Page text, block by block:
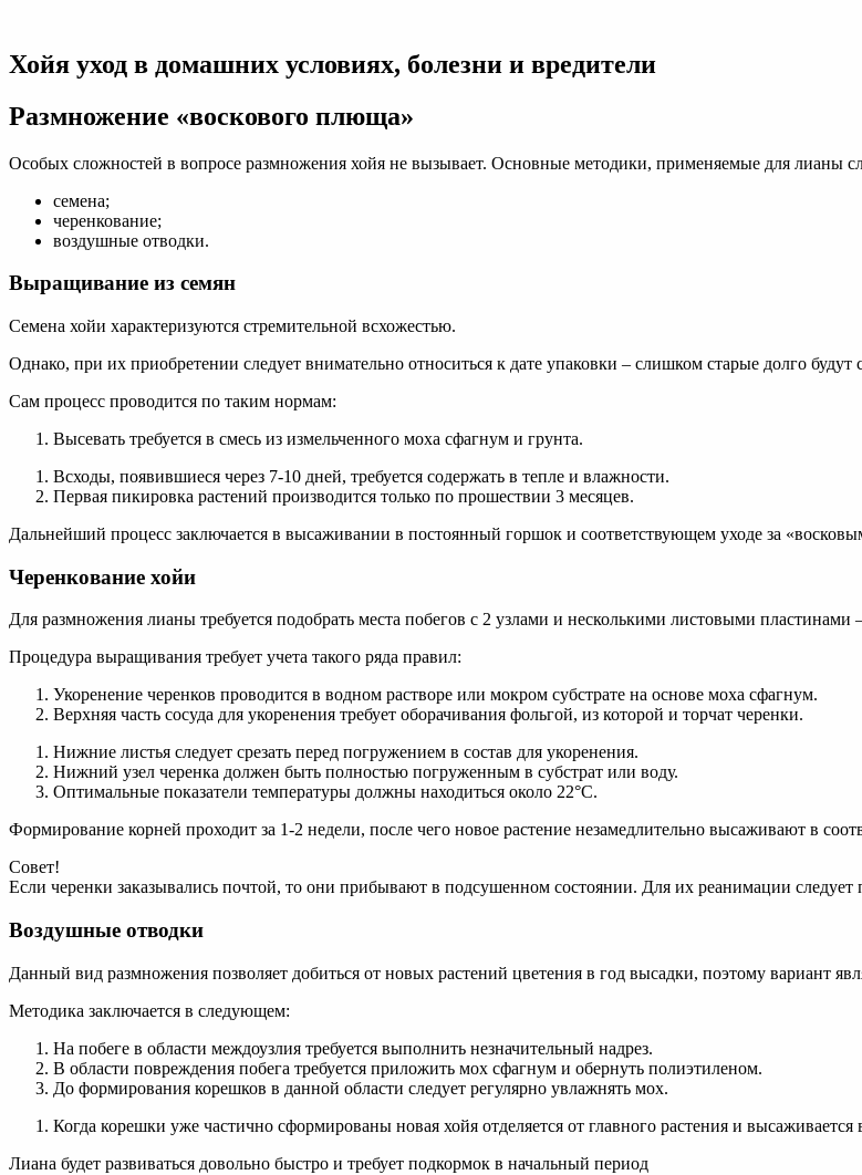
домашних
и
Хойя уход в домашних условиях, болезни и вредители
Размножение «воскового плюща»
Особых сложностей в вопросе размножения хойя не вызывает. Основные методики, применяемые для лианы
семена;
черенкование;
воздушные отводки.
Выращивание из семян
Семена хойи характеризуются стремительной всхожестью.
Однако, при их приобретении следует внимательно относиться к дате упаковки – слишком старые долго будут
Сам процесс проводится по таким нормам:
Высевать требуется в смесь из измельченного моха сфагнум и грунта.
Всходы, появившиеся через 7-10 дней, требуется содержать в тепле и влажности.
Первая пикировка растений производится только по прошествии 3 месяцев.
Дальнейший процесс заключается в высаживании в постоянный горшок и соответствующем уходе за
Черенкование хойи
Для размножения лианы требуется подобрать места побегов с 2 узлами и несколькими листовыми пластинами
Процедура выращивания требует учета такого ряда правил:
Укоренение черенков проводится в водном растворе или мокром субстрате на основе моха сфагнум.
Верхняя часть сосуда для укоренения требует оборачивания фольгой, из которой и торчат черенки.
Нижние листья следует срезать перед погружением в состав для укоренения.
Нижний узел черенка должен быть полностью погруженным в субстрат или воду.
Оптимальные показатели температуры должны находиться около 22°C.
Формирование корней проходит за 1-2 недели, после чего новое растение незамедлительно высаживают в
Совет!
Если черенки заказывались почтой, то они прибывают в подсушенном состоянии. Для их реанимации следует
Воздушные отводки
Данный вид размножения позволяет добиться от новых растений цветения в год высадки, поэтому вариант
Методика заключается в следующем:
На побеге в области междоузлия требуется выполнить незначительный надрез.
В области повреждения побега требуется приложить мох сфагнум и обернуть полиэтиленом.
До формирования корешков в данной области следует регулярно увлажнять мох.
Когда корешки уже частично сформированы новая хойя отделяется от главного растения и высаживается
Лиана будет развиваться довольно быстро и требует подкормок в начальный период